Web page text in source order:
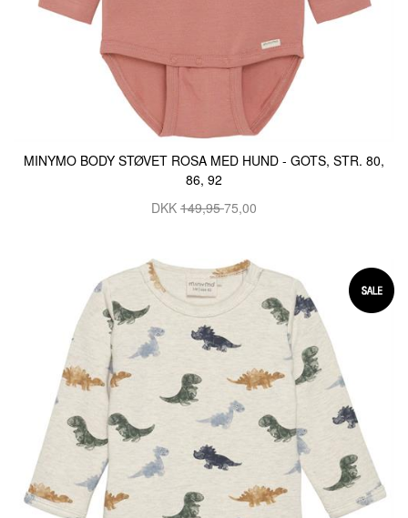
MINYMO BODY STØVET ROSA MED HUND - GOTS, STR. 80,
86, 92
DKK 149,9575,00